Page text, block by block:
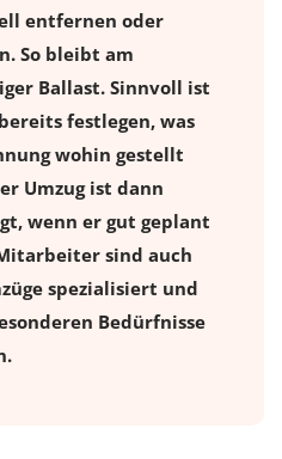
entfernen oder
So bleibt am
Ballast. Sinnvoll ist
festlegen, was
wohin gestellt
Umzug ist dann
wenn er gut geplant
sind auch
spezialisiert und
Bedürfnisse